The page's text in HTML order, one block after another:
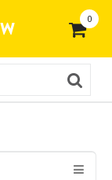
0